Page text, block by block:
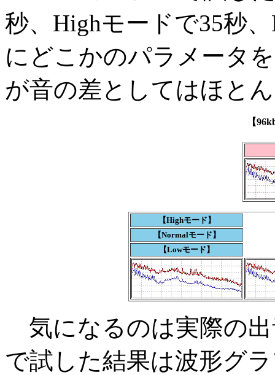
秒、Highモードで35秒
にどこかのパラメータ
が音の差としてはほと
【
【Highモード】
【Normalモード】
【Lowモード】
気になるのは実際の出
で試した結果は波形グ